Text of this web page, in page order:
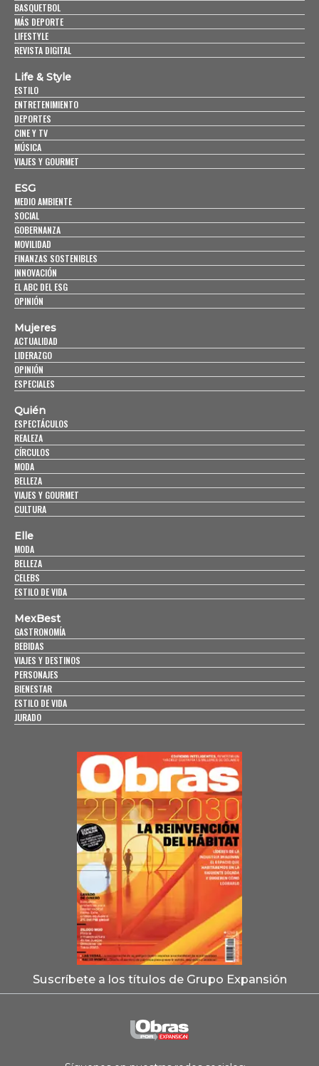
BASQUETBOL
MÁS DEPORTE
LIFESTYLE
REVISTA DIGITAL
Life & Style
ESTILO
ENTRETENIMIENTO
DEPORTES
CINE Y TV
MÚSICA
VIAJES Y GOURMET
ESG
MEDIO AMBIENTE
SOCIAL
GOBERNANZA
MOVILIDAD
FINANZAS SOSTENIBLES
INNOVACIÓN
EL ABC DEL ESG
OPINIÓN
Mujeres
ACTUALIDAD
LIDERAZGO
OPINIÓN
ESPECIALES
Quién
ESPECTÁCULOS
REALEZA
CÍRCULOS
MODA
BELLEZA
VIAJES Y GOURMET
CULTURA
Elle
MODA
BELLEZA
CELEBS
ESTILO DE VIDA
MexBest
GASTRONOMÍA
BEBIDAS
VIAJES Y DESTINOS
PERSONAJES
BIENESTAR
ESTILO DE VIDA
JURADO
Suscríbete a los títulos de Grupo Expansión